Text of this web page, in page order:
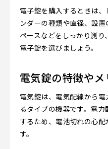
電子錠を購入するときは
ンダーの種類や直径、設
ペースなどをしっかり測
電子錠を選びましょう。
電気錠の特徴やメ
電気錠は、電気配線から
るタイプの機器です。電
するため、電池切れの心
す。